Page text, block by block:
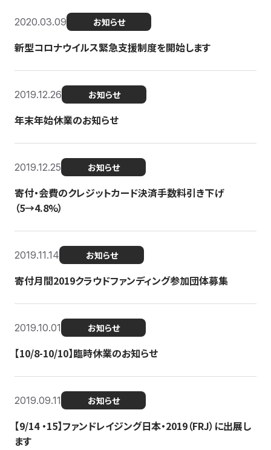
2020.03.09 お知らせ
新型コロナウイルス緊急支援制度を開始します
2019.12.26 お知らせ
年末年始休業のお知らせ
2019.12.25 お知らせ
寄付・会費のクレジットカード決済手数料引き下げ
（5→4.8%）
2019.11.14 お知らせ
寄付月間2019クラウドファンディング参加団体募集
2019.10.01 お知らせ
【10/8-10/10】臨時休業のお知らせ
2019.09.11 お知らせ
【9/14 ・15】ファンドレイジング日本・2019（FRJ）に出展し
ます